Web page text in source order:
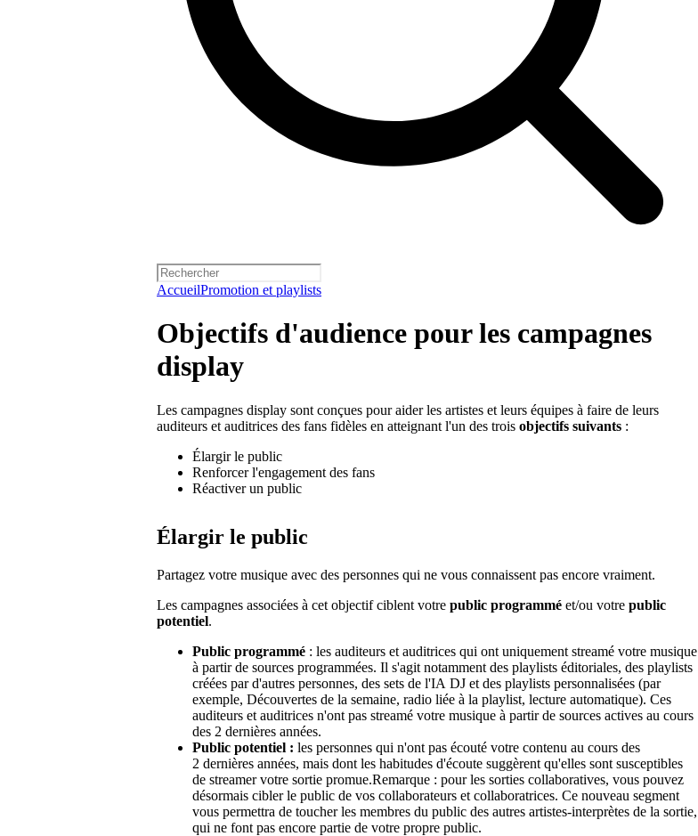
AccueilPromotion et playlists
Objectifs d'audience pour les campagnes
display
Les campagnes display sont conçues pour aider les artistes et leurs équipes à faire de leurs
auditeurs et auditrices des fans fidèles en atteignant l'un des trois objectifs suivants :
Élargir le public
Renforcer l'engagement des fans
Réactiver un public
Élargir le public
Partagez votre musique avec des personnes qui ne vous connaissent pas encore vraiment.
Les campagnes associées à cet objectif ciblent votre public programmé et/ou votre public
potentiel.
Public programmé : les auditeurs et auditrices qui ont uniquement streamé votre musique
à partir de sources programmées. Il s'agit notamment des playlists éditoriales, des playlists
créées par d'autres personnes, des sets de l'IA DJ et des playlists personnalisées (par
exemple, Découvertes de la semaine, radio liée à la playlist, lecture automatique). Ces
auditeurs et auditrices n'ont pas streamé votre musique à partir de sources actives au cours
des 2 dernières années.
Public potentiel : les personnes qui n'ont pas écouté votre contenu au cours des
2 dernières années, mais dont les habitudes d'écoute suggèrent qu'elles sont susceptibles
de streamer votre sortie promue.Remarque : pour les sorties collaboratives, vous pouvez
désormais cibler le public de vos collaborateurs et collaboratrices. Ce nouveau segment
vous permettra de toucher les membres du public des autres artistes-interprètes de la sortie,
qui ne font pas encore partie de votre propre public.